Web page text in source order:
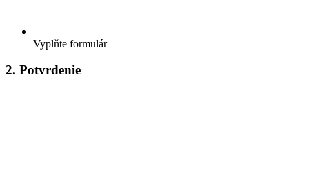
Vyplňte formulár
2. Potvrdenie